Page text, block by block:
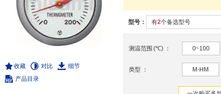
收藏 对比
细节
产品目录
型号： 有2个备选型号
测温范围 (℃) ： 0~100
类型 ： M-HM